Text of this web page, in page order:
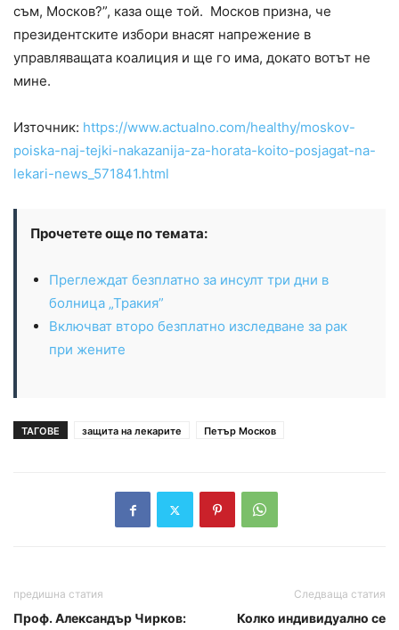
съм, Москов?”, каза още той. Москов призна, че
президентските избори внасят напрежение в
управляващата коалиция и ще го има, докато вотът не
мине.
Източник: https://www.actualno.com/healthy/moskov-
poiska-naj-tejki-nakazanija-za-horata-koito-posjagat-na-
lekari-news_571841.html
Прочетете още по темата:
Преглеждат безплатно за инсулт три дни в
болница „Тракия”
Включват второ безплатно изследване за рак
при жените
ТАГОВЕ защита на лекарите Петър Москов
предишна статия
Проф. Александър Чирков:
Следваща статия
Колко индивидуално се